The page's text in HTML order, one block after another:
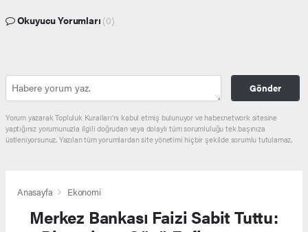
Okuyucu Yorumları (0)
Gönder
Yorum yazarak Topluluk Kuralları’nı kabul etmiş bulunuyor ve haber.network sitesine
yaptığınız yorumunuzla ilgili doğrudan veya dolaylı tüm sorumluluğu tek başınıza
üstleniyorsunuz. Yazılan tüm yorumlardan site yönetimi hiçbir şekilde sorumlu tutulamaz.
Anasayfa Ekonomi
Merkez Bankası Faizi Sabit Tuttu: